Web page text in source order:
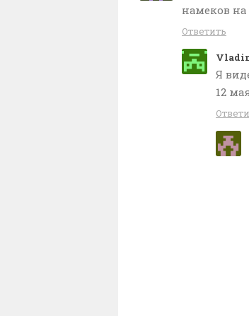
намеков на
Ответить
Я
12